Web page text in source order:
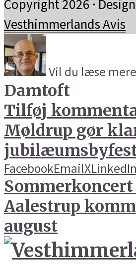
Copyright 2026 ·
Vesthimmerlands Avis
Vil du læse
Damtoft
Tilføj
Møldrup gør
FacebookEmailXLinkedIn
Aalestrup
august